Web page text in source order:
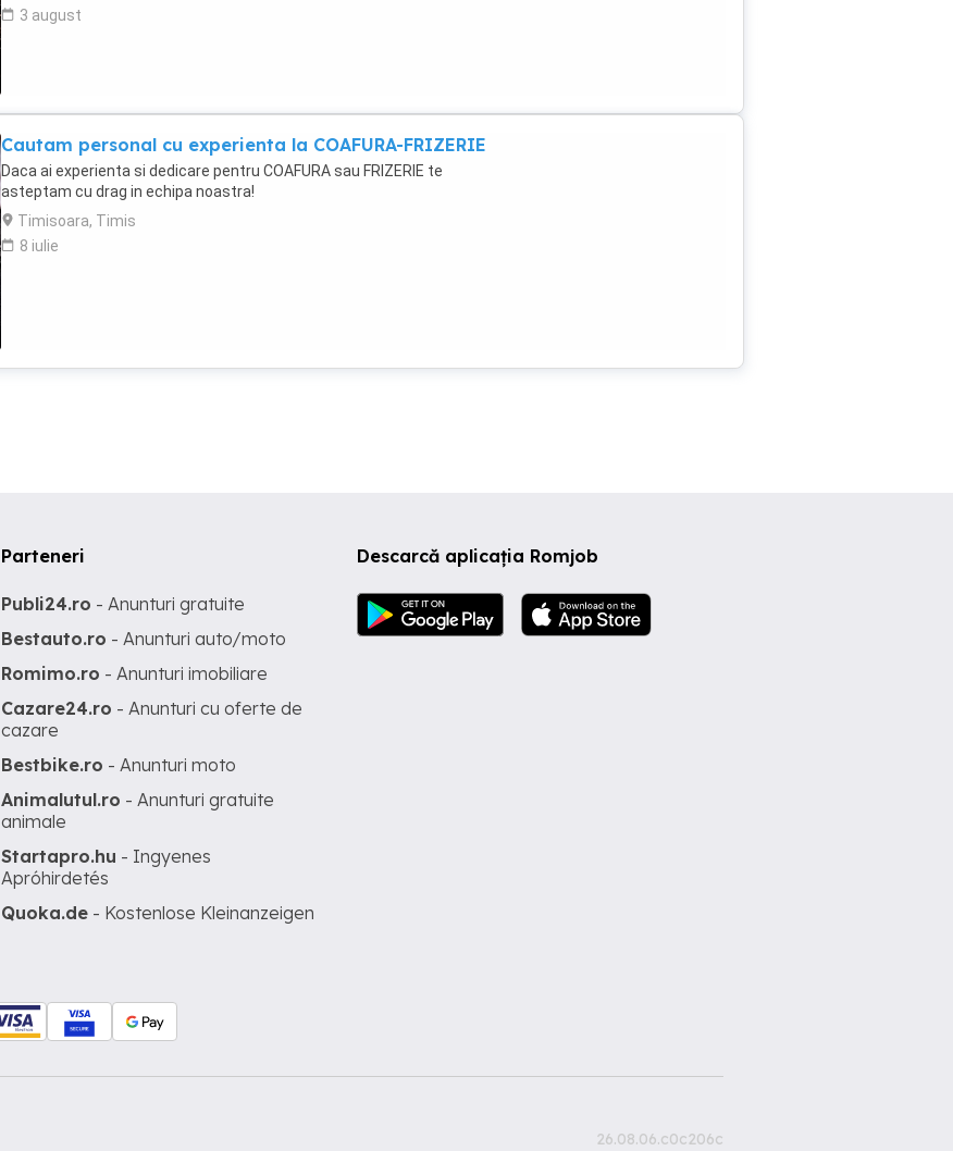
3 august
Cautam personal cu experienta la COAFURA-FRIZERIE
Daca ai experienta si dedicare pentru COAFURA sau FRIZERIE te
asteptam cu drag in echipa noastra!
Timisoara, Timis
8 iulie
Descarcă aplicația Romjob
Parteneri
Publi24.ro - Anunturi gratuite
Bestauto.ro - Anunturi auto/moto
Romimo.ro - Anunturi imobiliare
Cazare24.ro - Anunturi cu oferte de
cazare
Bestbike.ro - Anunturi moto
Animalutul.ro - Anunturi gratuite
animale
Startapro.hu - Ingyenes
Apróhirdetés
Quoka.de - Kostenlose Kleinanzeigen
26.08.06.c0c206c